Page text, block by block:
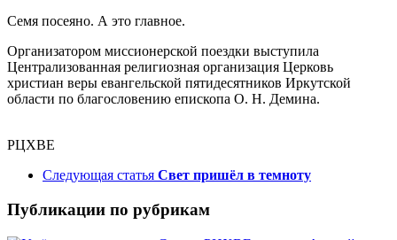
Семя посеяно. А это главное.
Организатором миссионерской поездки выступила
Централизованная религиозная организация Церковь
христиан веры евангельской пятидесятников Иркутской
области по благословению епископа О. Н. Демина.
РЦХВЕ
Следующая статья Свет пришёл в темноту
Публикации по рубрикам